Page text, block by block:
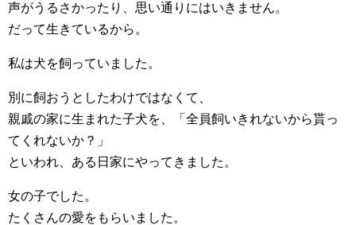
声がうるさかったり、思い通りにはいきません。
だって生きているから。
私は犬を飼っていました。
別に飼おうとしたわけではなくて、
親戚の家に生まれた子犬を、「全員飼いきれないから貰っ
てくれないか？」
といわれ、ある日家にやってきました。
女の子でした。
たくさんの愛をもらいました。